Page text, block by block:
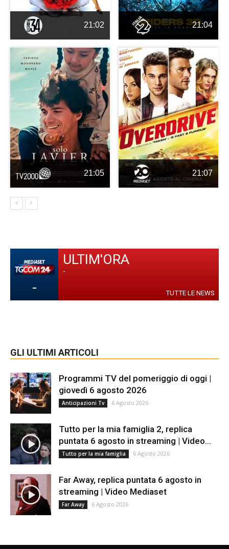
21:02 21:04
21:05 21:07
-
ULTIM'ORA
-
TUTTE LE NEWS
GLI ULTIMI ARTICOLI
Programmi TV del pomeriggio di oggi |
giovedì 6 agosto 2026
Anticipazioni Tv 6 Agosto 2026
Tutto per la mia famiglia 2, replica
puntata 6 agosto in streaming | Video...
Tutto per la mia famiglia 6 Agosto 2026
Far Away, replica puntata 6 agosto in
streaming | Video Mediaset
Far Away 6 Agosto 2026